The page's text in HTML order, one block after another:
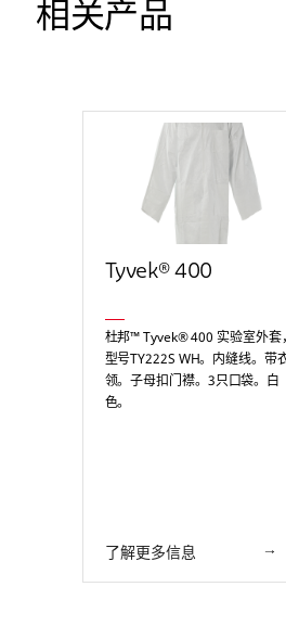
相关产品
Tyvek® 400
杜邦™ Tyvek® 400 实验室外套，
型号TY222S WH。内缝线。带
领。子母扣门襟。3只口袋。白
色。
了解更多信息